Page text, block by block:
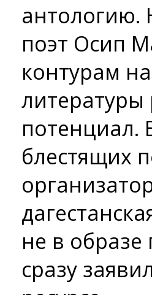
антологию.
поэт Осип
контурам
литературы
потенциал.
блестящих
не в
сразу